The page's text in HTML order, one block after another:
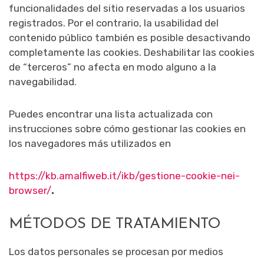
funcionalidades del sitio reservadas a los usuarios
registrados. Por el contrario, la usabilidad del
contenido público también es posible desactivando
completamente las cookies. Deshabilitar las cookies
de “terceros” no afecta en modo alguno a la
navegabilidad.
Puedes encontrar una lista actualizada con
instrucciones sobre cómo gestionar las cookies en
los navegadores más utilizados en
https://kb.amalfiweb.it/ikb/gestione-cookie-nei-
browser/.
MÉTODOS DE TRATAMIENTO
Los datos personales se procesan por medios